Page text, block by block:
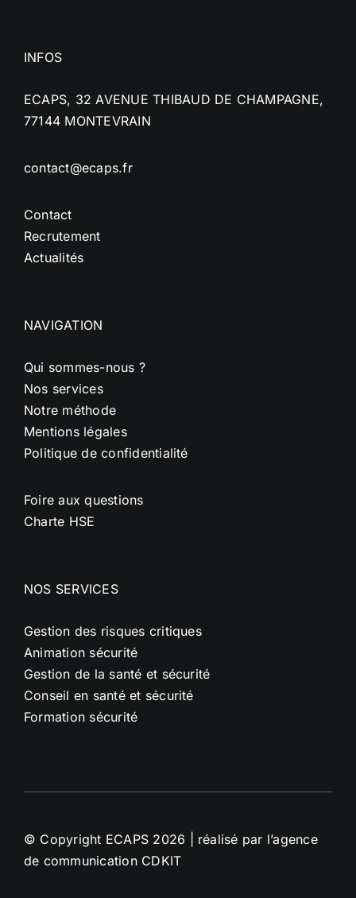
INFOS
ECAPS, 32 AVENUE THIBAUD DE CHAMPAGNE,
77144 MONTEVRAIN
contact@ecaps.fr
Contact
Recrutement
Actualités
NAVIGATION
Qui sommes-nous ?
Nos services
Notre méthode
Mentions légales
Politique de confidentialité
Foire aux questions
Charte HSE
NOS SERVICES
Gestion des risques critiques
Animation sécurité
Gestion de la santé et sécurité
Conseil en santé et sécurité
Formation sécurité
© Copyright ECAPS 2026 | réalisé par l’agence
de communication CDKIT